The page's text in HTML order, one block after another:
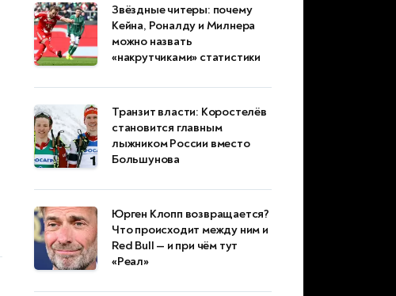
Звёздные читеры: почему
Кейна, Роналду и Милнера
можно назвать
«накрутчиками» статистики
Транзит власти: Коростелёв
становится главным
лыжником России вместо
Большунова
Юрген Клопп возвращается?
Что происходит между ним и
Red Bull — и при чём тут
«Реал»